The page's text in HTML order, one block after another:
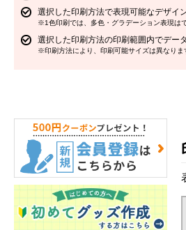
選択した印刷方法で表現可能なデザイ
※1色印刷では、多色・グラデーション表現は
選択した印刷方法の印刷範囲内でデー
※印刷方法により、印刷可能サイズは異なりま